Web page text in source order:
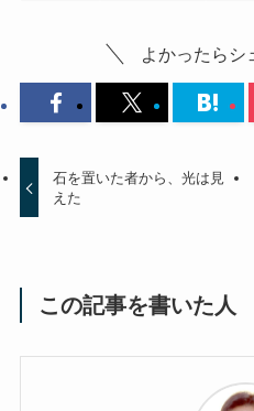
よかったらシ
石を置いた者から、光は見
えた
この記事を書いた人